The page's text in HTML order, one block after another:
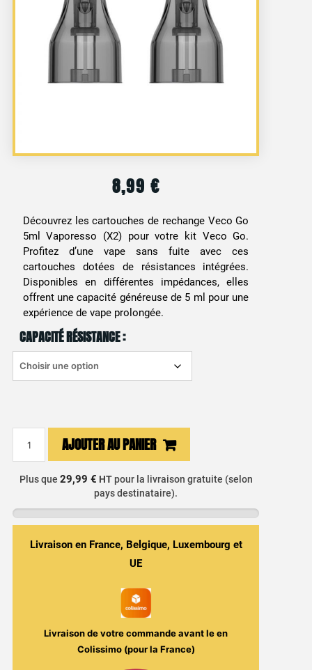
8,99 €
Découvrez les cartouches de rechange Veco Go
5ml Vaporesso (X2) pour votre kit Veco Go.
Profitez d’une vape sans fuite avec ces
cartouches dotées de résistances intégrées.
Disponibles en différentes impédances, elles
offrent une capacité généreuse de 5 ml pour une
expérience de vape prolongée.
CAPACITÉ RÉSISTANCE :
Veco
(x2)
Vaporesso
AJOUTER AU PANIER
Plus que 29,99 € HTpour la livraison gratuite (selon
pays destinataire).
Livraison en France, Belgique, Luxembourg et
UE
Livraison de votre commande avant leen
Colissimo (pour la France)